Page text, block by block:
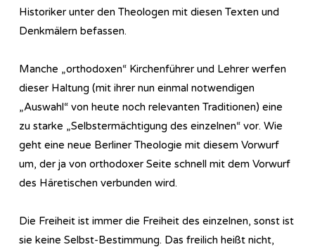
Historiker unter den Theologen mit diesen Texten und
Denkmälern befassen.
Manche „orthodoxen“ Kirchenführer und Lehrer werfen
dieser Haltung (mit ihrer nun einmal notwendigen
„Auswahl“ von heute noch relevanten Traditionen) eine
zu starke „Selbstermächtigung des einzelnen“ vor. Wie
geht eine neue Berliner Theologie mit diesem Vorwurf
um, der ja von orthodoxer Seite schnell mit dem Vorwurf
des Häretischen verbunden wird.
Die Freiheit ist immer die Freiheit des einzelnen, sonst ist
sie keine Selbst-Bestimmung. Das freilich heißt nicht,